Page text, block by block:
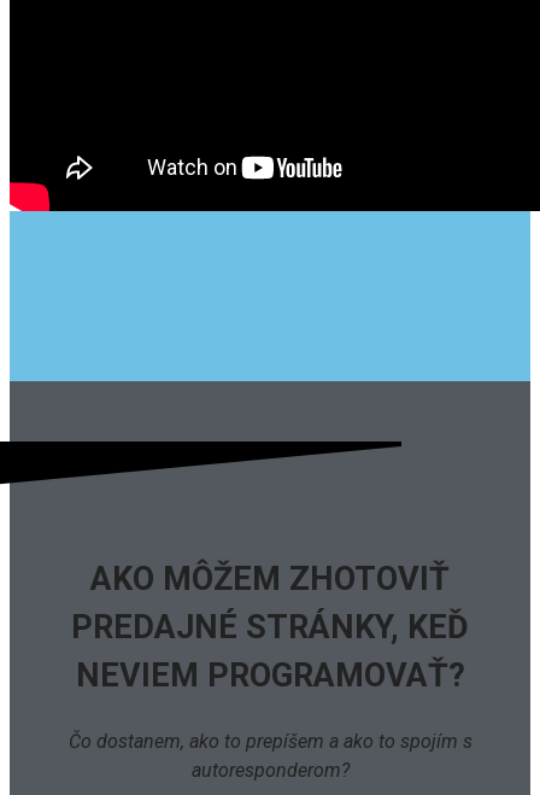
AKO MÔŽEM ZHOTOVIŤ
PREDAJNÉ STRÁNKY, KEĎ
NEVIEM PROGRAMOVAŤ?
Čo dostanem, ako to prepíšem a ako to spojím s
autoresponderom?